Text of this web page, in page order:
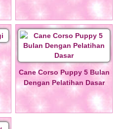
Cane Corso Puppy 5 Bulan
Dengan Pelatihan Dasar